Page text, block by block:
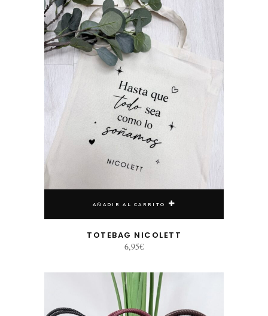
AÑADIR AL CARRITO
TOTEBAG NICOLETT
6,95€
Este producto tiene múltiples variantes. Las opciones se pueden elegir en la página de producto